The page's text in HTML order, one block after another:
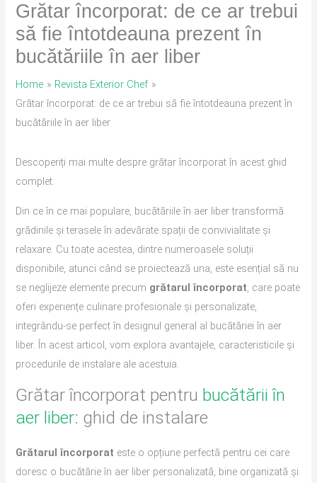
Grătar încorporat: de ce ar trebui
să fie întotdeauna prezent în
bucătăriile în aer liber
Home
Revista Exterior Chef
Grătar încorporat: de ce ar trebui să fie întotdeauna prezent în
bucătăriile în aer liber
Descoperiți mai multe despre grătar încorporat în acest ghid
complet.
Din ce în ce mai populare, bucătăriile în aer liber transformă
grădinile și terasele în adevărate spații de convivialitate și
relaxare. Cu toate acestea, dintre numeroasele soluții
disponibile, atunci când se proiectează una, este esențial să nu
se neglijeze elemente precum grătarul încorporat, care poate
oferi experiențe culinare profesionale și personalizate,
integrându-se perfect în designul general al bucătăriei în aer
liber. În acest articol, vom explora avantajele, caracteristicile și
procedurile de instalare ale acestuia.
Grătar încorporat pentru bucătării în
aer liber: ghid de instalare
Grătarul încorporat este o opțiune perfectă pentru cei care
doresc o bucătărie în aer liber personalizată, bine organizată și